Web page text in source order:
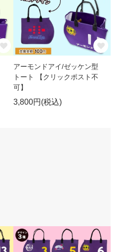
アーモンドアイ/ゼッケン型
トート 【クリックポスト不
可】
3,800円(税込)